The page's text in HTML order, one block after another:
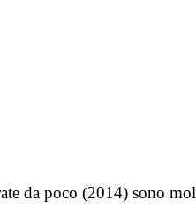
da poco (2014) sono